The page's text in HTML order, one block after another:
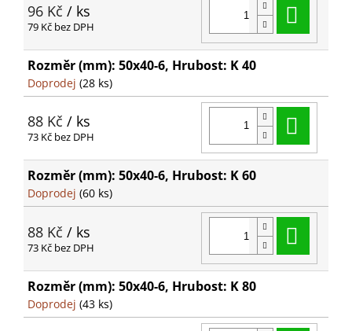
96 Kč / ks
79 Kč bez DPH
Rozměr (mm): 50x40-6, Hrubost: K 40
Doprodej (28 ks)
88 Kč / ks
73 Kč bez DPH
Rozměr (mm): 50x40-6, Hrubost: K 60
Doprodej (60 ks)
88 Kč / ks
73 Kč bez DPH
Rozměr (mm): 50x40-6, Hrubost: K 80
Doprodej (43 ks)